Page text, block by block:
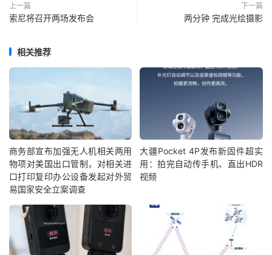
上一篇
索尼将召开两场发布会
下一篇
两分钟 完成光绘摄影
相关推荐
商务部宣布加强无人机相关两用
物项对美国出口管制，对相关进
口打印复印办公设备发起对外贸
易国家安全立案调查
大疆Pocket 4P发布新固件超实
用：拍完自动传手机、直出HDR
视频